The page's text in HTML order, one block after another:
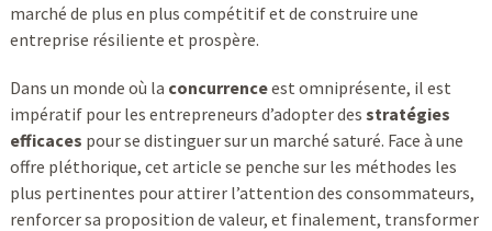
marché de plus en plus compétitif et de construire une
entreprise résiliente et prospère.
Dans un monde où la concurrenceest omniprésente, il est
impératif pour les entrepreneurs d’adopter des stratégies
efficaces pour se distinguer sur un marché saturé. Face à une
offre pléthorique, cet article se penche sur les méthodes les
plus pertinentes pour attirer l’attention des consommateurs,
renforcer sa proposition de valeur, et finalement, transformer